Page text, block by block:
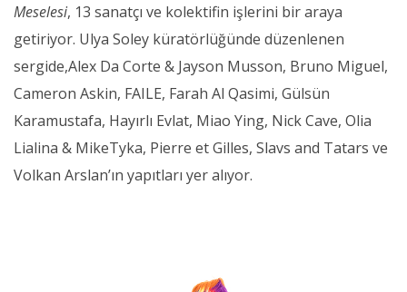
Meselesi, 13 sanatçı ve kolektifin işlerini bir araya
getiriyor. Ulya Soley küratörlüğünde düzenlenen
sergide,Alex Da Corte & Jayson Musson, Bruno Miguel,
Cameron Askin, FAILE, Farah Al Qasimi, Gülsün
Karamustafa, Hayırlı Evlat, Miao Ying, Nick Cave, Olia
Lialina & MikeTyka, Pierre et Gilles, Slavs and Tatars ve
Volkan Arslan’ın yapıtları yer alıyor.